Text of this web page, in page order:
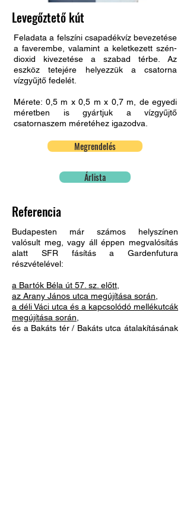
Levegőztető kút
Feladata a felszíni csapadékvíz bevezetése
a faverembe, valamint a keletkezett szén-
dioxid kivezetése a szabad térbe. Az
eszköz tetejére helyezzük a csatorna
vízgyűjtő fedelét.
Mérete: 0,5 m x 0,5 m x 0,7 m, de egyedi
méretben is gyártjuk a vízgyűjtő
csatornaszem méretéhez igazodva.
Megrendelés
Árlista
Referencia
Budapesten már számos helyszínen
valósult meg, vagy áll éppen megvalósítás
alatt SFR fásítás a Gardenfutura
részvételével:
a Bartók Béla út 57. sz. előtt,
az Arany János utca megújítása során,
a déli Váci utca és a kapcsolódó mellékutcák
megújítása során,
és a Bakáts tér / Bakáts utca átalakításának